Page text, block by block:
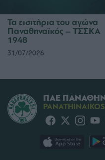
Τα εισιτήρια του αγώνα
Παναθηναϊκός – ΤΣΣΚΑ
1948
31/07/2026
ΠΑΕ